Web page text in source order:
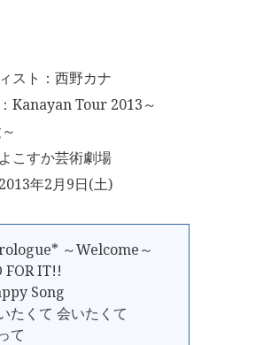
スト：西野カナ
Kanayan Tour 2013～
こすか芸術劇場
年2月9日(土)
～Welcome～
FOR IT!!
Song
たくて 会いたくて
て